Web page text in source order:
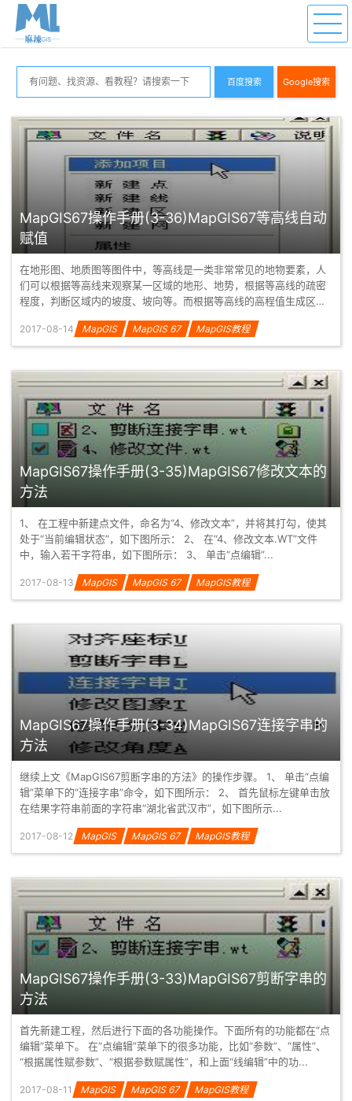
百度搜索 Google搜索
MapGIS67操作手册(3-36)MapGIS67等高线自动
赋值
在地形图、地质图等图件中，等高线是一类非常常见的地物要素，人
们可以根据等高线来观察某一区域的地形、地势，根据等高线的疏密
程度，判断区域内的坡度、坡向等。而根据等高线的高程值生成区域
2017-08-14 MapGIS MapGIS 67 MapGIS教程
MapGIS67操作手册(3-35)MapGIS67修改文本的
方法
1、 在工程中新建点文件，命名为“4、修改文本”，并将其打勾，使其
处于“当前编辑状态”，如下图所示： 2、 在“4、修改文本.WT”文件
中，输入若干字符串，如下图所示： 3、 单击“点编辑”...
2017-08-13 MapGIS MapGIS 67 MapGIS教程
MapGIS67操作手册(3-34)MapGIS67连接字串的
方法
继续上文《MapGIS67剪断字串的方法》的操作步骤。 1、 单击“点编
辑”菜单下的“连接字串”命令，如下图所示： 2、 首先鼠标左键单击放
在结果字符串前面的字符串“湖北省武汉市”，如下图所示...
2017-08-12 MapGIS MapGIS 67 MapGIS教程
MapGIS67操作手册(3-33)MapGIS67剪断字串的
方法
首先新建工程，然后进行下面的各功能操作。下面所有的功能都在“点
编辑”菜单下。 在“点编辑”菜单下的很多功能，比如“参数”、“属性”、
“根据属性赋参数”、“根据参数赋属性”，和上面“线编辑”中的功...
2017-08-11 MapGIS MapGIS 67 MapGIS教程